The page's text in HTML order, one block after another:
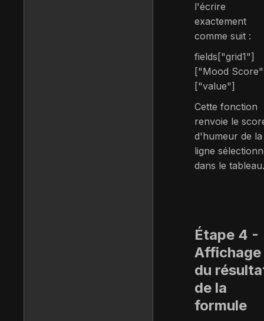
l'écrire
exactement
comme suit :
fields["grid1"]
["Mood
["value"]
Cette fonction
renvoie le
d'humeur de la
ligne
dans le tableau.
Étape 4 -
Affichage
du
de la
formule